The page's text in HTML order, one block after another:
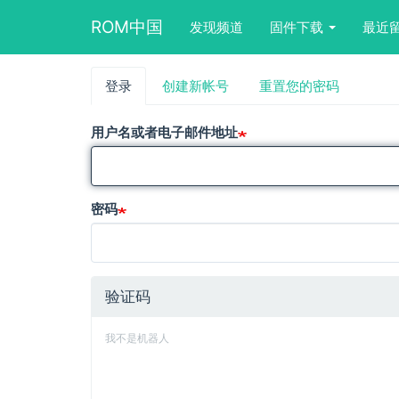
ROM中国
Main
navigation
发现频道 固件下载 最近
User
account
menu
Search
form
block
主
标
登录
标
签）
创建新帐号 重置您的密码
用户名或者电子邮件地址
密码
验证码
我不是机器人